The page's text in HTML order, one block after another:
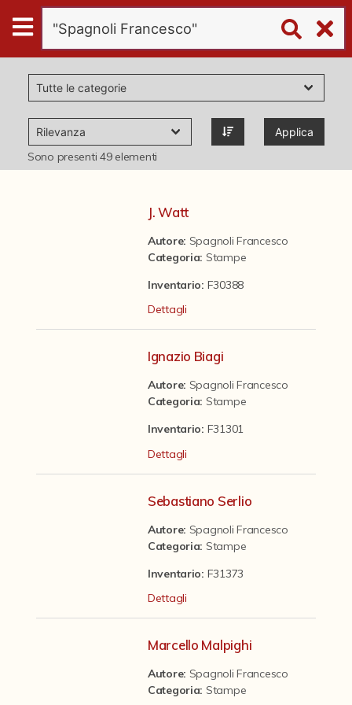
Digital
Humanities
Donazioni
Pubblicazioni
Il progetto Digital Humanities
Applica
Sono presenti49elementi
J. Watt
Autore: Spagnoli Francesco
Categoria: Stampe
Inventario: F30388
Dettagli
Ignazio Biagi
Autore: Spagnoli Francesco
Categoria: Stampe
Inventario: F31301
Dettagli
Sebastiano Serlio
Autore: Spagnoli Francesco
Categoria: Stampe
Inventario: F31373
Dettagli
Marcello Malpighi
Autore: Spagnoli Francesco
Categoria: Stampe